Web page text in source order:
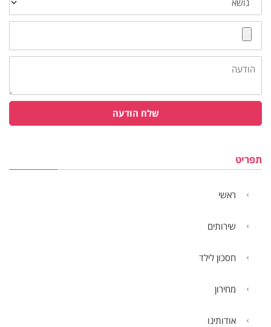
צרף
הודעה
שלח הודעה
תפריט
ראשי
שירותים
חסכון לילד
מחירון
אודותינו